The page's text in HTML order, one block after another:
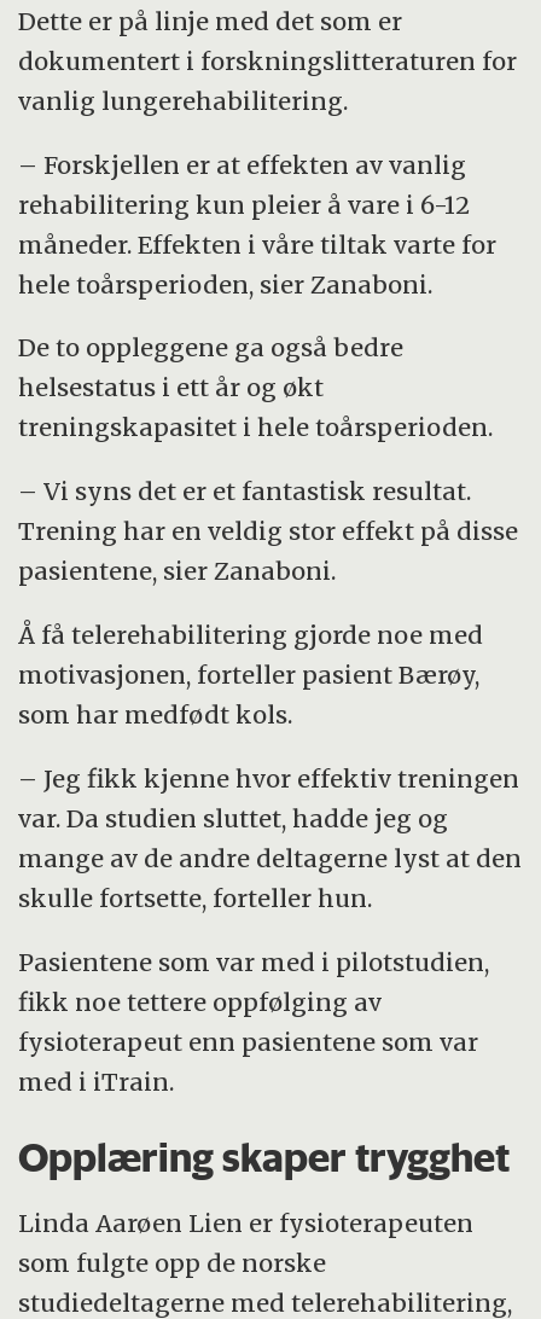
Dette er på linje med det som er
dokumentert i forskningslitteraturen for
vanlig lungerehabilitering.
– Forskjellen er at effekten av vanlig
rehabilitering kun pleier å vare i 6-12
måneder. Effekten i våre tiltak varte for
hele toårsperioden, sier Zanaboni.
De to oppleggene ga også bedre
helsestatus i ett år og økt
treningskapasitet i hele toårsperioden.
– Vi syns det er et fantastisk resultat.
Trening har en veldig stor effekt på disse
pasientene, sier Zanaboni.
Å få telerehabilitering gjorde noe med
motivasjonen, forteller pasient Bærøy,
som har medfødt kols.
– Jeg fikk kjenne hvor effektiv treningen
var. Da studien sluttet, hadde jeg og
mange av de andre deltagerne lyst at den
skulle fortsette, forteller hun.
Pasientene som var med i pilotstudien,
fikk noe tettere oppfølging av
fysioterapeut enn pasientene som var
med i iTrain.
Opplæring skaper trygghet
Linda Aarøen Lien er fysioterapeuten
som fulgte opp de norske
studiedeltagerne med telerehabilitering,